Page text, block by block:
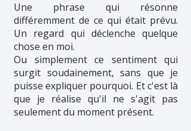
Une phrase qui résonne
différemment de ce qui était prévu.
Un regard qui déclenche quelque
chose en moi.
Ou simplement ce sentiment qui
surgit soudainement, sans que je
puisse expliquer pourquoi. Et c'est là
que je réalise qu'il ne s'agit pas
seulement du moment présent.